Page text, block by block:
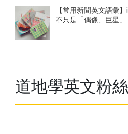
【常用新聞英文語彙
不只是「偶像、巨星」
道地學英文粉